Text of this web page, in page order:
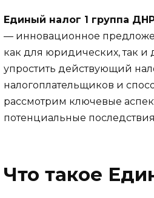
Единый налог 1 группа
— инновационное
как для юридических, так и
упростить действующий
налогоплательщиков и
рассмотрим ключевые
потенциальные
Что такое